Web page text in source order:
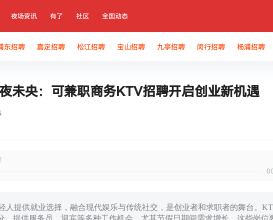
夜场资讯 有了 社区 全国动态
东招聘 嘉定招聘 松江招聘 宝山招聘 九亭招聘 闵行招聘 杨浦招聘
未央：可兼职商务KTV招聘开启创业新机遇
人提供就业选择，融合现代娱乐与传统社交，是创业者和求职者的舞台。
，提供服务员、迎宾等多种工作机会，尤其节假日期间需求增长。这些岗位